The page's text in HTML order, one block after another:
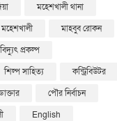
মহেশখালী থানা
মহেশখালী
মাহবুব রোকন
প্রকল্প
শিল্প সাহিত্য
কন্ট্রিবিউটর
পৌর নির্বাচন
English